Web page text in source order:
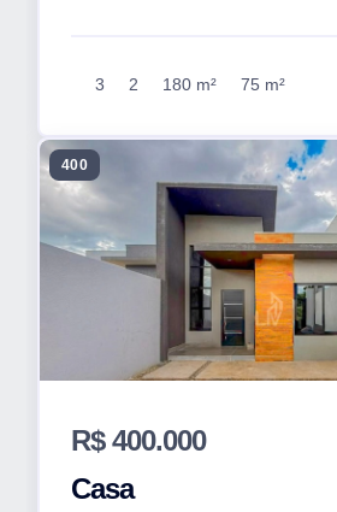
3 2 180 m² 75 m²
400
R$ 400.000
Casa